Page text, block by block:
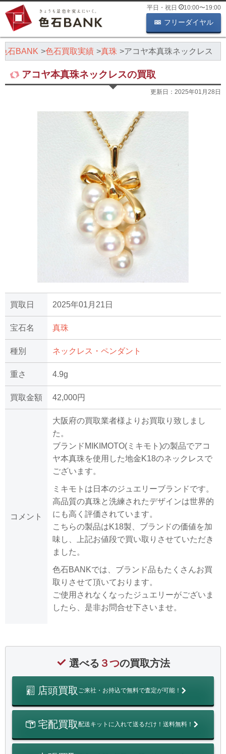
平日・祝日 10:00〜19:00
フリーダイヤル
石BANK 色石買取実績 真珠 アコヤ本真珠ネックレス
アコヤ本真珠ネックレスの買取
更新日： 2025年01月28日
買取日 2025年01月21日
宝石名 真珠
種別 ネックレス・ペンダント
重さ 4.9g
買取金額 42,000円
コメント
大阪府の買取業者様よりお買取り致しまし
た。
ブランドMIKIMOTO(ミキモト)の製品でアコ
ヤ本真珠を使用した地金K18のネックレスで
ございます。
ミキモトは日本のジュエリーブランドです。
高品質の真珠と洗練されたデザインは世界的
にも高く評価されています。
こちらの製品はK18製、ブランドの価値を加
味し、上記お値段で買い取りさせていただき
ました。
色石BANKでは、ブランド品もたくさんお買
取りさせて頂いております。
ご使用されなくなったジュエリーがございま
したら、是非お問合せ下さいませ。
選べる ３つの買取方法
店頭買取 ご来社・お持込で無料で査定が可能！
宅配買取配送キットに入れて送るだけ！送料無料！